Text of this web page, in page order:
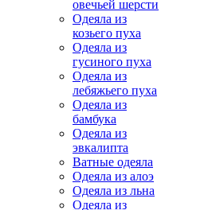
овечьей шерсти
Одеяла из
козьего пуха
Одеяла из
гусиного пуха
Одеяла из
лебяжьего пуха
Одеяла из
бамбука
Одеяла из
эвкалипта
Ватные одеяла
Одеяла из алоэ
Одеяла из льна
Одеяла из